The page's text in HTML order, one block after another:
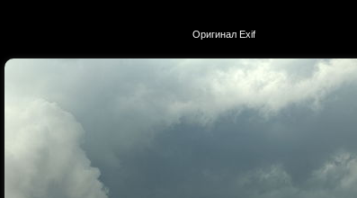
Оригинал Exif